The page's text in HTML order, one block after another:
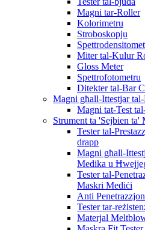
Magni tar-Roller
Kolorimetru
Stroboskopju
Miter tal-Kulur
Gloss Meter
Spettrofotometru
Ditekter tal-Bar
Magni għall-Ittestjar
Magni tat-Test
Strument ta 'Sejbien ta'
Tester tal-
drapp
Magni għall-
Medika u
Tester tal-
Maskri Mediċi
Anti
Tester tar-
Materjal